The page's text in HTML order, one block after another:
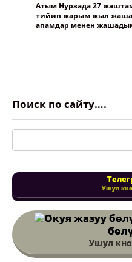
Атым Нурзада 27
тийип жарым жыл
апамдар менен
Поиск по сайту….
Поиск:
Ушул
Ушул